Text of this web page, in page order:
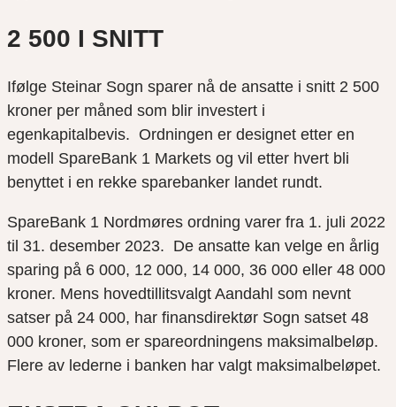
2 500 I SNITT
Ifølge Steinar Sogn sparer nå de ansatte i snitt 2 500
kroner per måned som blir investert i
egenkapitalbevis. Ordningen er designet etter en
modell SpareBank 1 Markets og vil etter hvert bli
benyttet i en rekke sparebanker landet rundt.
SpareBank 1 Nordmøres ordning varer fra 1. juli 2022
til 31. desember 2023. De ansatte kan velge en årlig
sparing på 6 000, 12 000, 14 000, 36 000 eller 48 000
kroner. Mens hovedtillitsvalgt Aandahl som nevnt
satser på 24 000, har finansdirektør Sogn satset 48
000 kroner, som er spareordningens maksimalbeløp.
Flere av lederne i banken har valgt maksimalbeløpet.